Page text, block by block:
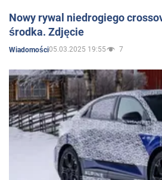
Nowy rywal niedrogiego
środka. Zdjęcie
Wiadomości05.03.2025 19:55 7